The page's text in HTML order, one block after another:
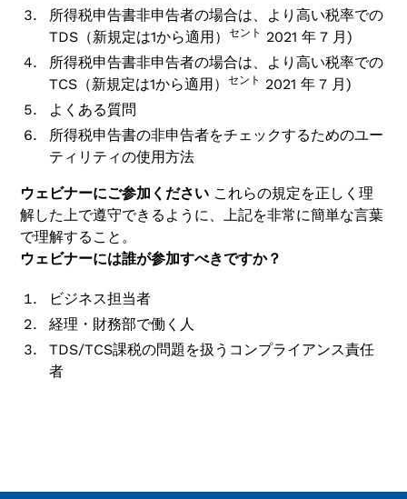
所得税申告書非申告者の場合は、より高い税率での
TDS（新規定は1から適用）セント
2021 年 7 月)
所得税申告書非申告者の場合は、より高い税率での
TCS（新規定は1から適用）セント
2021 年 7 月)
よくある質問
所得税申告書の非申告者をチェックするためのユー
ティリティの使用方法
ウェビナーにご参加ください これらの規定を正しく理
解した上で遵守できるように、上記を非常に簡単な言葉
で理解すること。
ウェビナーには誰が参加すべきですか？
ビジネス担当者
経理・財務部で働く人
TDS/TCS課税の問題を扱うコンプライアンス責任
者